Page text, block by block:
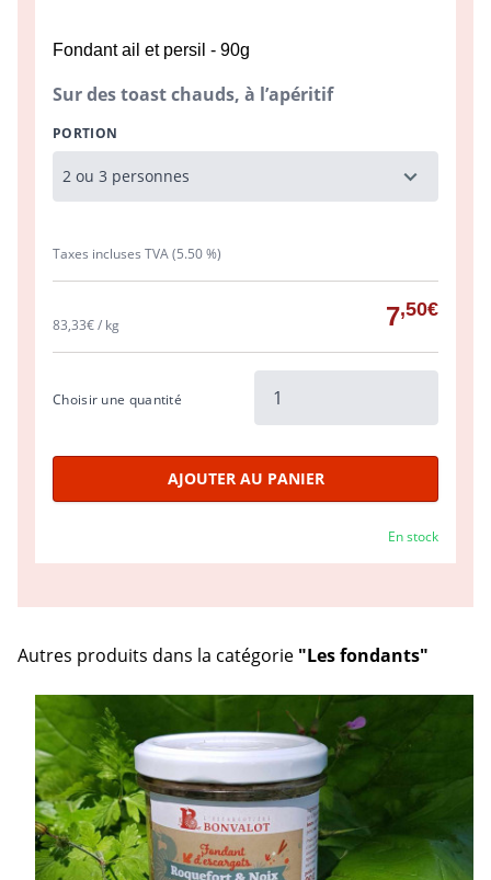
Fondant ail et persil - 90g
Sur des toast chauds, à l’apéritif
PORTION
Taxes incluses TVA (5.50 %)
83,33€ / kg 7,50€
Choisir une quantité
AJOUTER AU PANIER
En stock
Autres produits dans la catégorie "Les fondants"